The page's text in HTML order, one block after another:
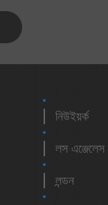
নিউইয়র্ক
লস এঞ্জেলেস
লন্ডন